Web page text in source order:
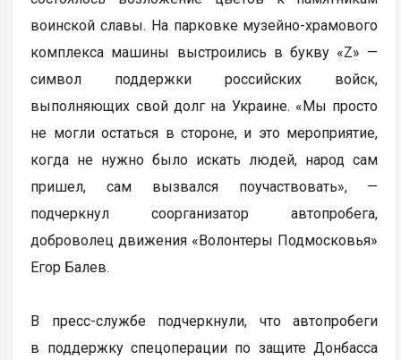
воинской славы. На парковке музейно-храмового
комплекса машины выстроились в букву «Z» —
символ поддержки российских войск,
выполняющих свой долг на Украине. «Мы просто
не могли остаться в стороне, и это мероприятие,
когда не нужно было искать людей, народ сам
пришел, сам вызвался поучаствовать», —
подчеркнул соорганизатор автопробега,
доброволец движения «Волонтеры Подмосковья»
Егор Балев.
В пресс-службе подчеркнули, что автопробеги
в поддержку спецоперации по защите Донбасса